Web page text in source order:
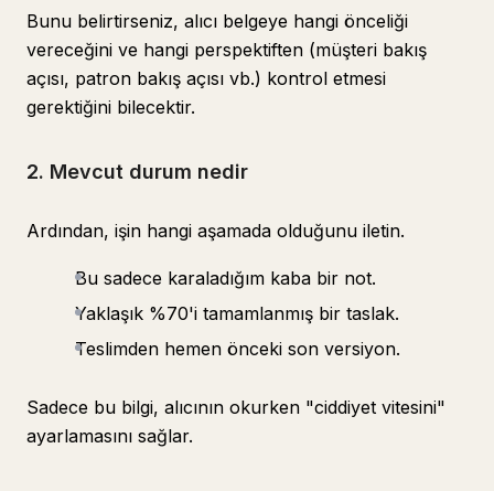
Bunu belirtirseniz, alıcı belgeye hangi önceliği
vereceğini ve hangi perspektiften (müşteri bakış
açısı, patron bakış açısı vb.) kontrol etmesi
gerektiğini bilecektir.
2. Mevcut durum nedir
Ardından, işin hangi aşamada olduğunu iletin.
Bu sadece karaladığım kaba bir not.
Yaklaşık %70'i tamamlanmış bir taslak.
Teslimden hemen önceki son versiyon.
Sadece bu bilgi, alıcının okurken "ciddiyet vitesini"
ayarlamasını sağlar.